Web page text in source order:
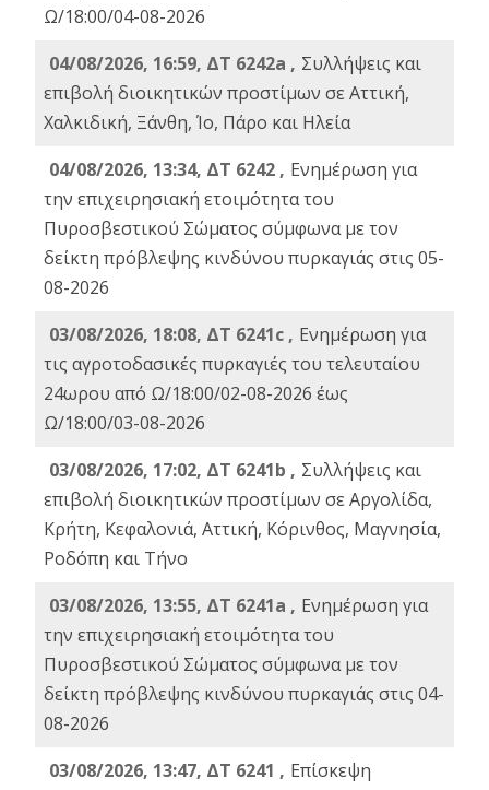
Ω/18:00/04-08-2026
04/08/2026, 16:59, ΔΤ 6242a , Συλλήψεις και
επιβολή διοικητικών προστίμων σε Αττική,
Χαλκιδική, Ξάνθη, Ίο, Πάρο και Ηλεία
04/08/2026, 13:34, ΔΤ 6242 , Ενημέρωση για
την επιχειρησιακή ετοιμότητα του
Πυροσβεστικού Σώματος σύμφωνα με τον
δείκτη πρόβλεψης κινδύνου πυρκαγιάς στις 05-
08-2026
03/08/2026, 18:08, ΔΤ 6241c , Ενημέρωση για
τις αγροτοδασικές πυρκαγιές του τελευταίου
24ωρου από Ω/18:00/02-08-2026 έως
Ω/18:00/03-08-2026
03/08/2026, 17:02, ΔΤ 6241b , Συλλήψεις και
επιβολή διοικητικών προστίμων σε Αργολίδα,
Κρήτη, Κεφαλονιά, Αττική, Κόρινθος, Μαγνησία,
Ροδόπη και Τήνο
03/08/2026, 13:55, ΔΤ 6241a , Ενημέρωση για
την επιχειρησιακή ετοιμότητα του
Πυροσβεστικού Σώματος σύμφωνα με τον
δείκτη πρόβλεψης κινδύνου πυρκαγιάς στις 04-
08-2026
03/08/2026, 13:47, ΔΤ 6241 , Επίσκεψη